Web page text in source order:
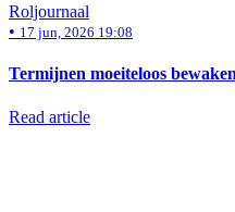
Roljournaal
• 17 jun, 2026 19:08
Termijnen moeiteloos
Read article